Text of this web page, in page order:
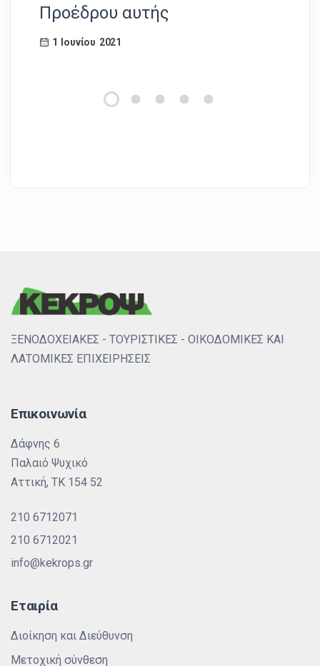
Προέδρου αυτής
1 Ιουνίου 2021
ΞΕΝΟΔΟΧΕΙΑΚΕΣ - ΤΟΥΡΙΣΤΙΚΕΣ - ΟΙΚΟΔΟΜΙΚΕΣ ΚΑΙ
ΛΑΤΟΜΙΚΕΣ ΕΠΙΧΕΙΡΗΣΕΙΣ
Επικοινωνία
Δάφνης 6
Παλαιό Ψυχικό
Αττική, ΤΚ 154 52
210 6712071
210 6712021
info@kekrops.gr
Εταιρία
Διοίκηση και Διεύθυνση
Μετοχική σύνθεση